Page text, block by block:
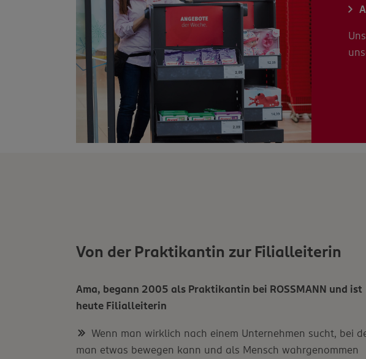
Von der Praktikantin zur Filialleiterin
Ama, begann 2005 als Praktikantin bei ROSSMANN und ist
heute Filialleiterin
Wenn man wirklich nach einem Unternehmen sucht, bei
man etwas bewegen kann und als Mensch wahrgenommen